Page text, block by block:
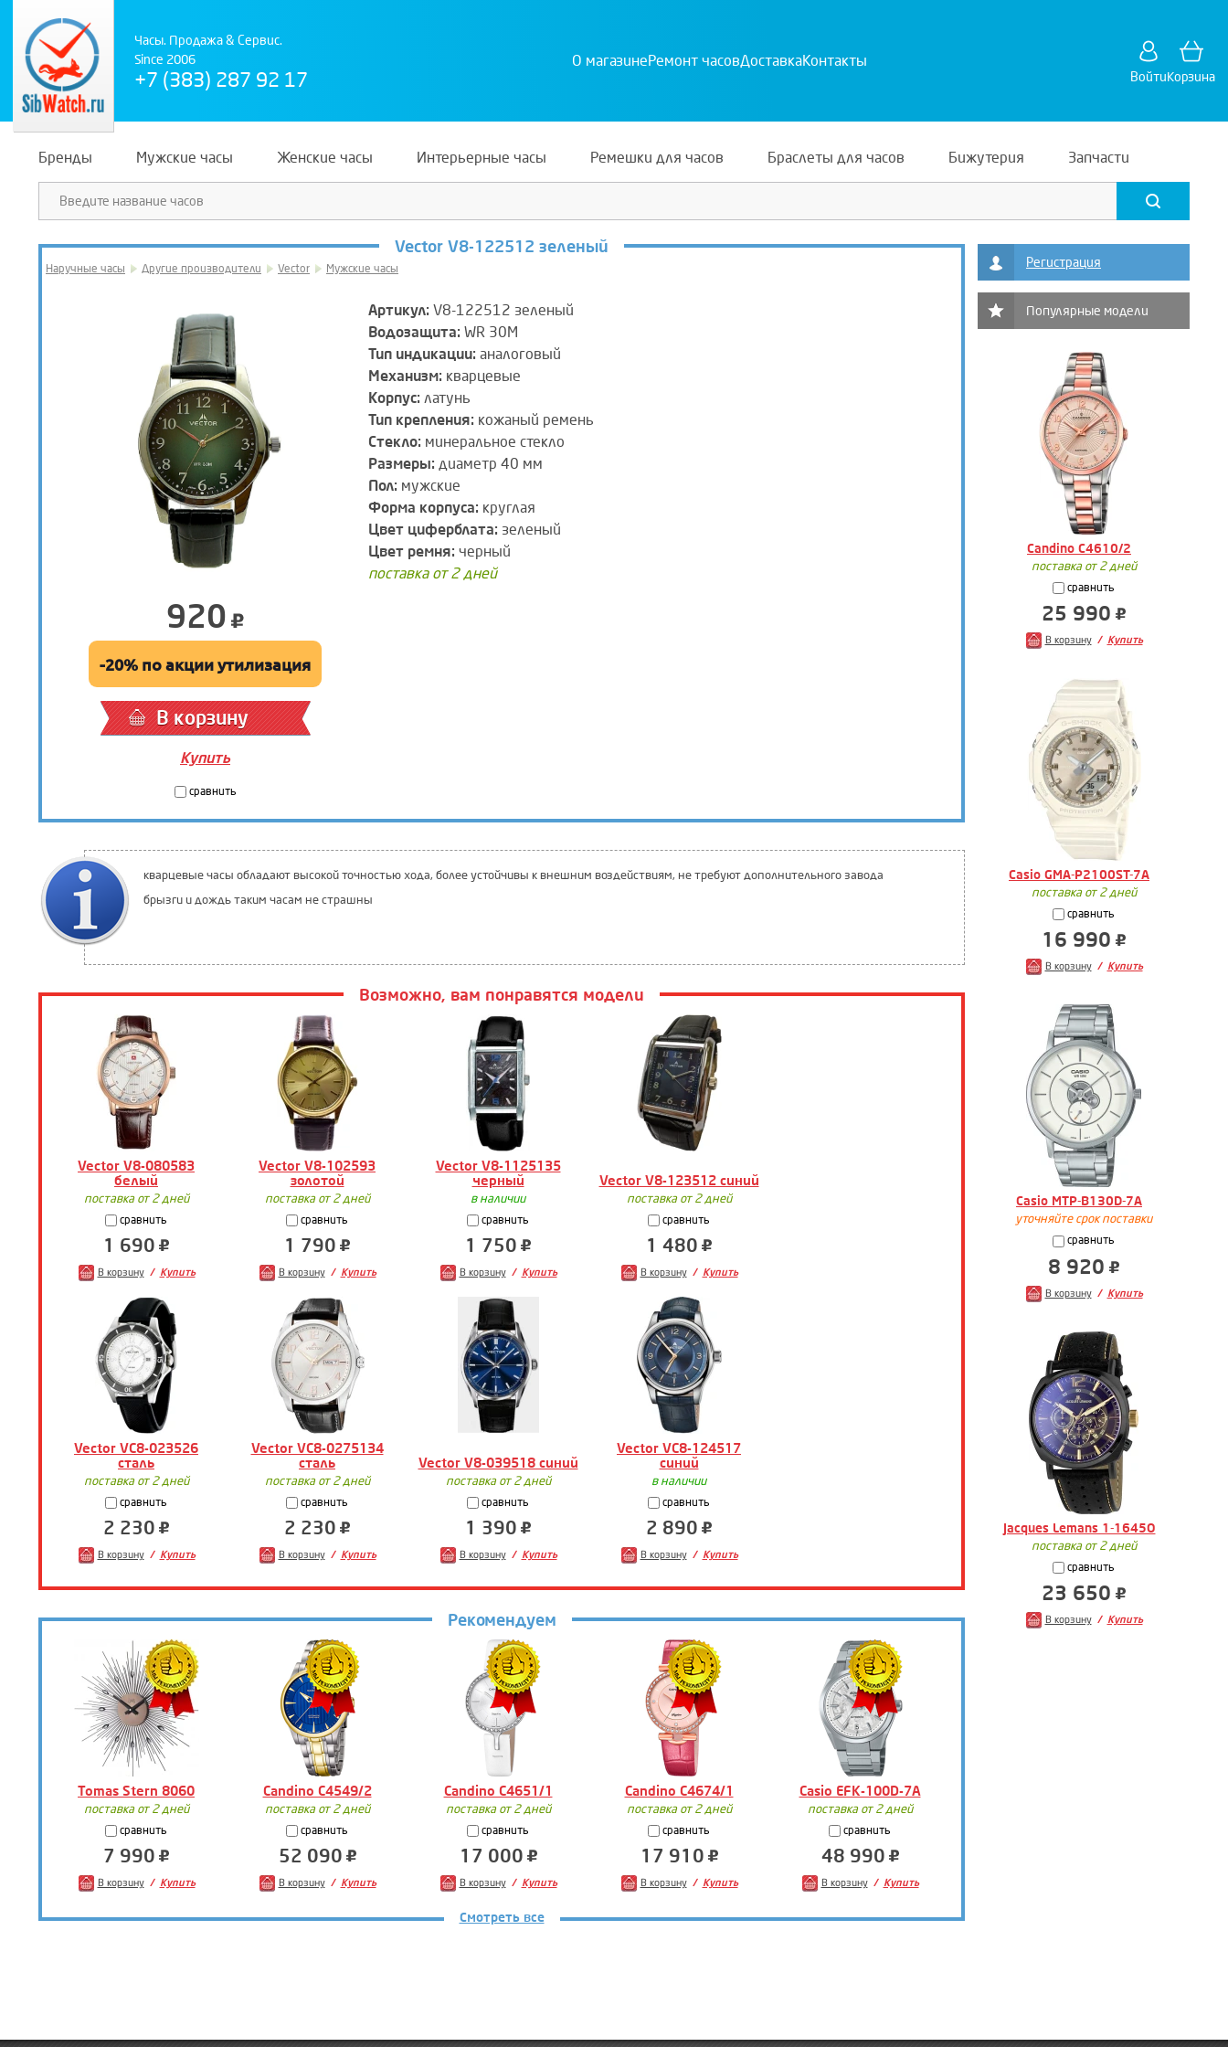
Часы. Продажа & Сервис.
Since 2006
+7 (383) 287 92 17
О магазинеРемонт часовДоставкаКонтакты
ВойтиКорзина
Бренды Мужские часы Женские часы Интерьерные часы Ремешки для часов Браслеты для часов Бижутерия Запчасти
Vector V8-122512 зеленый
Наручные часы Другие производители Vector Мужские часы
920
-20% по акции утилизация
В корзину
Купить
сравнить
Артикул: V8-122512 зеленый
Водозащита: WR 30M
Тип индикации: аналоговый
Механизм: кварцевые
Корпус: латунь
Тип крепления: кожаный ремень
Стекло: минеральное стекло
Размеры: диаметр 40 мм
Пол: мужские
Форма корпуса: круглая
Цвет циферблата: зеленый
Цвет ремня: черный
поставка от 2 дней
кварцевые часы обладают высокой точностью хода, более устойчивы к внешним воздействиям, не требуют дополнительного завода
брызги и дождь таким часам не страшны
Возможно, вам понравятся модели
Vector V8-080583
белый
Vector V8-102593
золотой
Vector V8-1125135
черный
Vector V8-123512 синий
поставка от 2 дней
сравнить
1 690
В корзину Купить
поставка от 2 дней
сравнить
1 790
В корзину Купить
в наличии
сравнить
1 750
В корзину Купить
поставка от 2 дней
сравнить
1 480
В корзину Купить
Vector VC8-023526
сталь
Vector VC8-0275134
сталь
Vector V8-039518 синий
Vector VC8-124517
синий
поставка от 2 дней
сравнить
2 230
В корзину Купить
поставка от 2 дней
сравнить
2 230
В корзину Купить
поставка от 2 дней
сравнить
1 390
В корзину Купить
в наличии
сравнить
2 890
В корзину Купить
Рекомендуем
Tomas Stern 8060 Candino C4549/2 Candino C4651/1 Candino C4674/1 Casio EFK-100D-7A
поставка от 2 дней
сравнить
7 990
В корзину Купить
поставка от 2 дней
сравнить
52 090
В корзину Купить
поставка от 2 дней
сравнить
17 000
В корзину Купить
поставка от 2 дней
сравнить
17 910
В корзину Купить
поставка от 2 дней
сравнить
48 990
В корзину Купить
Смотреть все
Регистрация
Популярные модели
Candino C4610/2
поставка от 2 дней
сравнить
25 990
В корзину Купить
Casio GMA-P2100ST-7A
поставка от 2 дней
сравнить
16 990
В корзину Купить
Casio MTP-B130D-7A
уточняйте срок поставки
сравнить
8 920
В корзину Купить
Jacques Lemans 1-1645O
поставка от 2 дней
сравнить
23 650
В корзину Купить